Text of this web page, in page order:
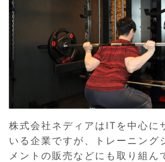
株式会社ネディアはITを中心に
いる企業ですが、トレーニング
メントの販売などにも取り組ん